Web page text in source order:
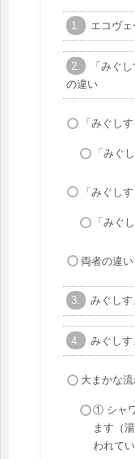
エコヴ
「みぐ
の違い
「みぐし
「みぐ
「みぐし
「みぐ
両者の違い
みぐし
みぐし
大まかな
① シャ
ます（
われてい